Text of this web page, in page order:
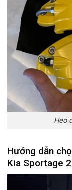
Heo
Hướng dẫn
Kia Sportage